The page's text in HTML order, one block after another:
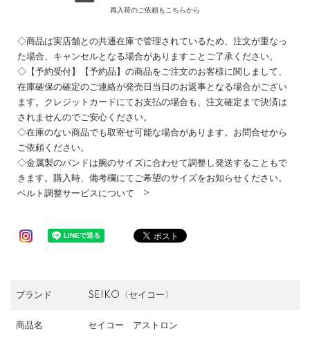
再入荷のご依頼もこちらから
◇商品は実店舗との共通在庫で管理されているため、注文が重なっ
た場合、キャンセルとなる場合がありますことご了承ください。
◇【予約受付】【予約品】の商品をご注文のお客様に関しまして、
在庫確保の確定のご連絡が発売日当日のお返事となる場合がござい
ます。クレジットカードにてお支払の場合も、注文確定まで決済は
されませんのでご安心ください。
◇在庫のない商品でも取寄せ可能な場合があります。お問合せから
ご依頼ください。
◇金属製のバンドは腕のサイズに合わせて調整し発送することもで
きます。購入時、備考欄にてご希望のサイズをお知らせください。
ベルト調整サービスについて >
ブランド SEIKO〈セイコー〉
商品名 セイコー アストロン